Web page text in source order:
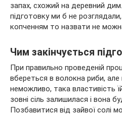
запах, схожий на деревний
підготовку ми б не
копченням то назвати не
Чим закінчується
При правильно проведеній
вбереться в волокна риби,
неможливо, така властивість
зовні сіль залишилася і вона
Позбавитися від зайвої солі